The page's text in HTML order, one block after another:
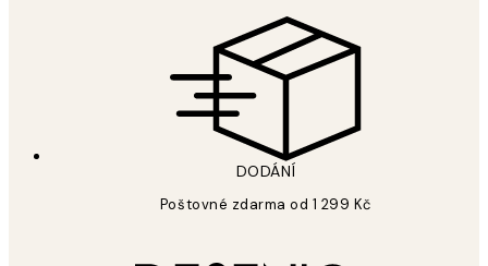
DODÁNÍ
Poštovné zdarma od 1 299 Kč